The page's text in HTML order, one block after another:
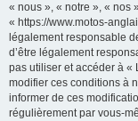
« nous », « notre », « nos
« https://www.motos-
légalement responsable
d’être légalement
pas utiliser et accéder à «
modifier ces conditions à
informer de ces
régulièrement par vous-